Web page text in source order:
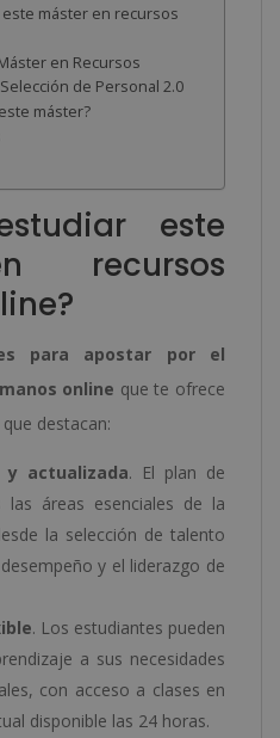
máster en recursos
en Recursos
de Personal 2.0
máster?
este
recursos
para apostar por el
online que te ofrece
destacan:
y actualizada. El plan de
las áreas esenciales de la
la selección de talento
y el liderazgo de
. Los estudiantes pueden
a sus necesidades
con acceso a clases en
disponible las 24 horas.